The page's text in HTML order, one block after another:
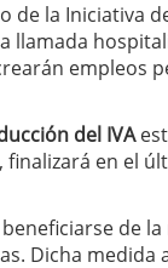
de la Iniciativa
llamada
empleos
del IVA
en el
de
Dicha medida